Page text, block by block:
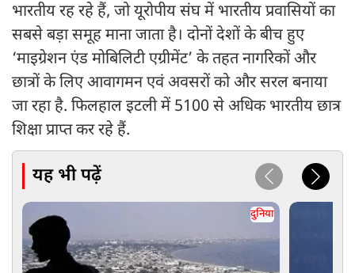
भारतीय रह रहे हैं, जो यूरोपीय संघ में भारतीय प्रवासियों का
सबसे बड़ा समूह माना जाता है। दोनों देशों के बीच हुए
‘माइग्रेशन एंड मोबिलिटी एग्रीमेंट’ के तहत नागरिकों और
छात्रों के लिए आवागमन एवं अवसरों को और सरल बनाया
जा रहा है. फिलहाल इटली में 5100 से अधिक भारतीय छात्र
शिक्षा प्राप्त कर रहे हैं.
यह भी पढ़ें
दुनिया